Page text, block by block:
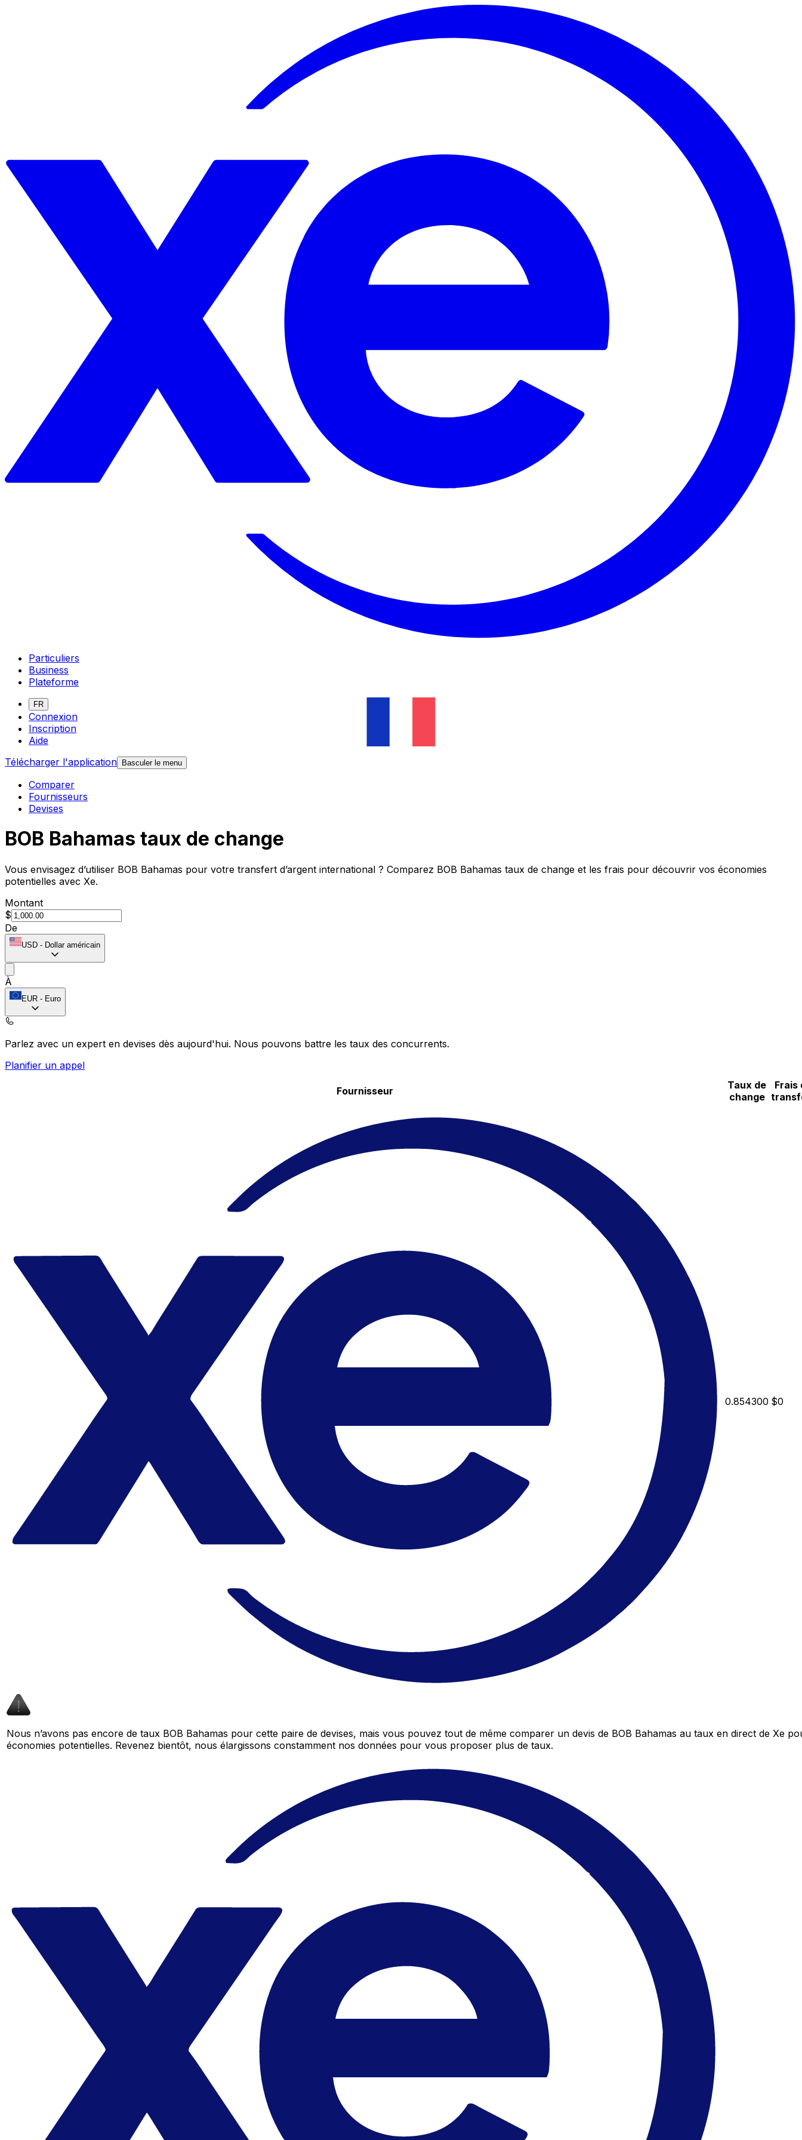
Particuliers
Business
Plateforme
FR
Connexion
Inscription
Aide
Télécharger l'application Basculer le menu
Comparer
Fournisseurs
Devises
BOB Bahamas taux de change
Vous envisagez d’utiliser BOB Bahamas pour votre transfert d’argent international ? Comparez BOB Bahamas taux de change et les frais pour découvrir vos économies
potentielles avec Xe.
Montant
$
De
USD - Dollar américain
À
EUR - Euro
Parlez avec un expert en devises dès aujourd'hui. Nous pouvons battre les taux des concurrents.
Planifier un appel
Fournisseur
Taux de
change
Frais
0.854300 $0
Nous n’avons pas encore de taux BOB Bahamas pour cette paire de devises, mais vous pouvez tout de même comparer un devis de BOB Bahamas au taux en direct de Xe
économies potentielles. Revenez bientôt, nous élargissons constamment nos données pour vous proposer plus de taux.